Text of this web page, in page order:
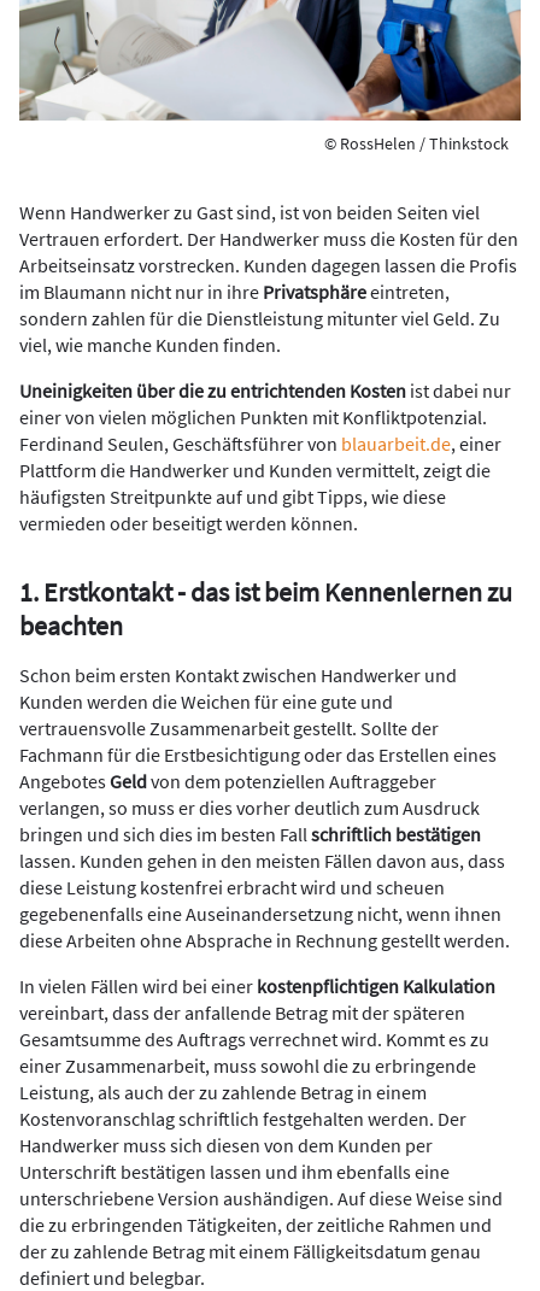
© RossHelen / Thinkstock
Wenn Handwerker zu Gast sind, ist von beiden Seiten viel
Vertrauen erfordert. Der Handwerker muss die Kosten für den
Arbeitseinsatz vorstrecken. Kunden dagegen lassen die Profis
im Blaumann nicht nur in ihre Privatsphäreeintreten,
sondern zahlen für die Dienstleistung mitunter viel Geld. Zu
viel, wie manche Kunden finden.
Uneinigkeiten über die zu entrichtenden Kosten ist dabei nur
einer von vielen möglichen Punkten mit Konfliktpotenzial.
Ferdinand Seulen, Geschäftsführer von blauarbeit.de, einer
Plattform die Handwerker und Kunden vermittelt, zeigt die
häufigsten Streitpunkte auf und gibt Tipps, wie diese
vermieden oder beseitigt werden können.
1. Erstkontakt - das ist beim Kennenlernen zu
beachten
Schon beim ersten Kontakt zwischen Handwerker und
Kunden werden die Weichen für eine gute und
vertrauensvolle Zusammenarbeit gestellt. Sollte der
Fachmann für die Erstbesichtigung oder das Erstellen eines
AngebotesGeldvon dem potenziellen Auftraggeber
verlangen, so muss er dies vorher deutlich zum Ausdruck
bringen und sich dies im besten Fallschriftlich bestätigen
lassen. Kunden gehen in den meisten Fällen davon aus, dass
diese Leistung kostenfrei erbracht wird und scheuen
gegebenenfalls eine Auseinandersetzung nicht, wenn ihnen
diese Arbeiten ohne Absprache in Rechnung gestellt werden.
In vielen Fällen wird bei einer kostenpflichtigen Kalkulation
vereinbart, dass der anfallende Betrag mit der späteren
Gesamtsumme des Auftrags verrechnet wird. Kommt es zu
einer Zusammenarbeit, muss sowohl die zu erbringende
Leistung, als auch der zu zahlende Betrag in einem
Kostenvoranschlag schriftlich festgehalten werden. Der
Handwerker muss sich diesen von dem Kunden per
Unterschrift bestätigen lassen und ihm ebenfalls eine
unterschriebene Version aushändigen. Auf diese Weise sind
die zu erbringenden Tätigkeiten, der zeitliche Rahmen und
der zu zahlende Betrag mit einem Fälligkeitsdatum genau
definiert und belegbar.